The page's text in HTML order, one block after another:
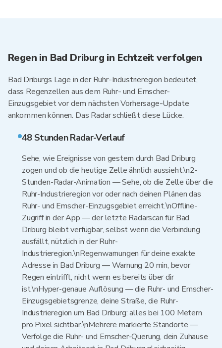
Regen in Bad Driburg in Echtzeit verfolgen
Bad Driburgs Lage in der Ruhr-Industrieregion bedeutet,
dass Regenzellen aus dem Ruhr- und Emscher-
Einzugsgebiet vor dem nächsten Vorhersage-Update
ankommen können. Das Radar schließt diese Lücke.
48 Stunden Radar-Verlauf
Sehe, wie Ereignisse von gestern durch Bad Driburg
zogen und ob die heutige Zelle ähnlich aussieht.\n2-
Stunden-Radar-Animation — Sehe, ob die Zelle über die
Ruhr-Industrieregion vor oder nach deinen Plänen das
Ruhr- und Emscher-Einzugsgebiet erreicht.\nOffline-
Zugriff in der App — der letzte Radarscan für Bad
Driburg bleibt verfügbar, selbst wenn die Verbindung
ausfällt, nützlich in der Ruhr-
Industrieregion.\nRegenwarnungen für deine exakte
Adresse in Bad Driburg — Warnung 20 min, bevor
Regen eintrifft, nicht wenn es bereits über dir
ist.\nHyper-genaue Auflösung — die Ruhr- und Emscher-
Einzugsgebietsgrenze, deine Straße, die Ruhr-
Industrieregion um Bad Driburg: alles bei 100 Metern
pro Pixel sichtbar.\nMehrere markierte Standorte —
Verfolge die Ruhr- und Emscher-Querung, dein Zuhause